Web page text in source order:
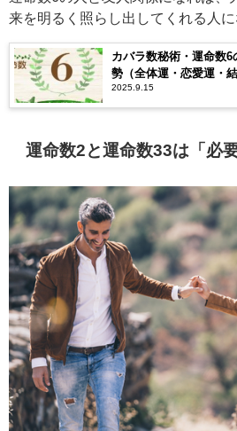
来を明るく照らし出してくれる人に
カバラ数秘術・運命数
勢（全体運・恋愛運・
2025.9.15
運命数2と運命数33は「必